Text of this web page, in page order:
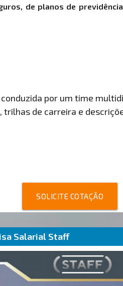
de planos de
por um time
de carreira e
SOLICITE COTAÇÃO
Salarial Staff